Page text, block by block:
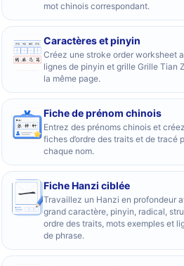
mot chinois correspondant.
Caractères et pinyin
Créez une stroke order worksheet
lignes de pinyin et grille Grille Tian
la même page.
Fiche de prénom chinois
Entrez des prénoms chinois et
fiches d’ordre des traits et de tracé
chaque nom.
Fiche Hanzi ciblée
Travaillez un Hanzi en profondeur
grand caractère, pinyin, radical,
ordre des traits, mots exemples et
de phrase.